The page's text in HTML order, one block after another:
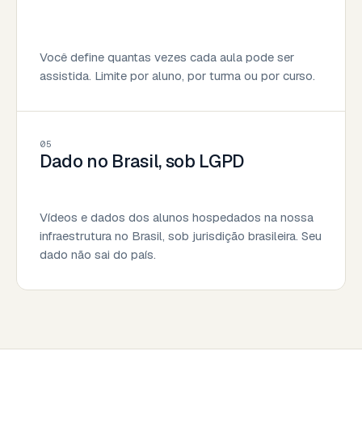
Você define quantas vezes cada aula pode ser
assistida. Limite por aluno, por turma ou por curso.
05
Dado no Brasil, sob LGPD
Vídeos e dados dos alunos hospedados na nossa
infraestrutura no Brasil, sob jurisdição brasileira. Seu
dado não sai do país.